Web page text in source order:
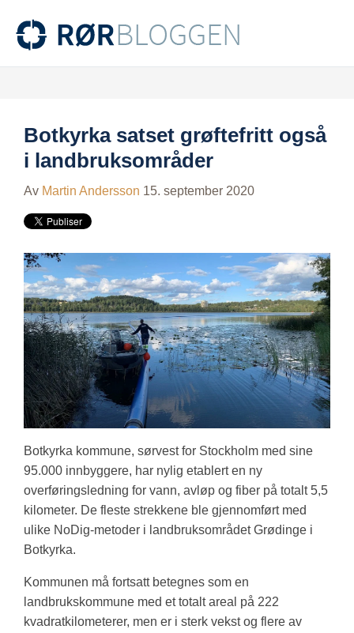
Botkyrka satset grøftefritt også
i landbruksområder
Av Martin Andersson 15. september 2020
Botkyrka kommune, sørvest for Stockholm med sine
95.000 innbyggere, har nylig etablert en ny
overføringsledning for vann, avløp og fiber på totalt 5,5
kilometer. De fleste strekkene ble gjennomført med
ulike NoDig-metoder i landbruksområdet Grødinge i
Botkyrka.
Kommunen må fortsatt betegnes som en
landbrukskommune med et totalt areal på 222
kvadratkilometerer, men er i sterk vekst og flere av